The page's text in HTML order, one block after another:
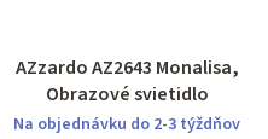
AZzardo AZ2643 Monalisa,
Obrazové svietidlo
Na objednávku do 2-3 týždňov